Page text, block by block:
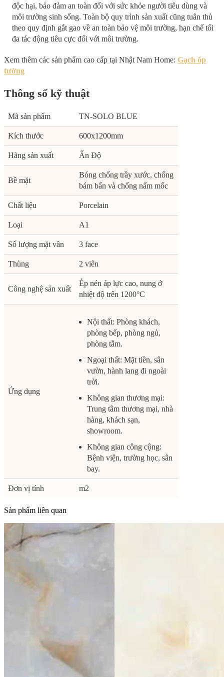
độc hại, bảo đảm an toàn đối với sức khỏe người tiêu dùng và
môi trường sinh sống. Toàn bộ quy trình sản xuất cũng tuân thủ
theo quy định gắt gao về an toàn bảo vệ môi trường, hạn chế tối
đa tác động tiêu cực đối với môi trường.
Xem thêm các sản phẩm cao cấp tại Nhật Nam Home: Gạch ốp
tường
Thông số kỹ thuật
Mã sản phẩm TN-SOLO BLUE
Kích thước 600x1200mm
Hãng sản xuất Ấn Độ
Bề mặt
Bóng chống trầy xước, chống
bám bẩn và chống nấm mốc
Chất liệu Porcelain
Loại A1
Số lượng mặt vân 3 face
Thùng 2 viên
Công nghệ sản xuất
Ép nén áp lực cao, nung ở
nhiệt độ trên 1200°C
Ứng dụng
Nội thất: Phòng khách,
phòng bếp, phòng ngủ,
phòng tắm.
Ngoại thất: Mặt tiền, sân
vườn, hành lang đi ngoài
trời.
Không gian thương mại:
Trung tâm thương mại, nhà
hàng, khách sạn,
showroom.
Không gian công cộng:
Bệnh viện, trường học, sân
bay.
Đơn vị tính m2
Sản phẩm liên quan